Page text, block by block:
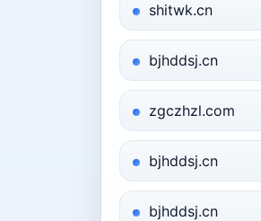
shitwk.cn
bjhddsj.cn
zgczhzl.com
bjhddsj.cn
bjhddsj.cn